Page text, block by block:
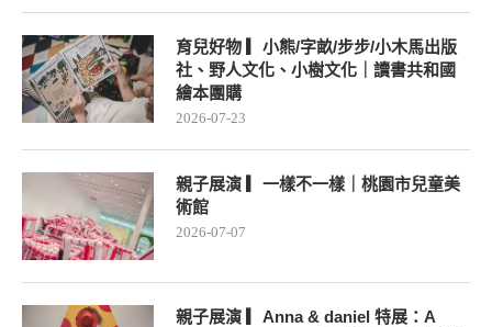
2026-02-23
育兒好物 ▎小熊/字畝/步步/小木馬出版
社、野人文化、小樹文化｜讀書共和國
繪本團購
2026-07-23
親子展演 ▎一樣不一樣｜桃園市兒童美
術館
2026-07-07
親子展演 ▎Anna & daniel 特展：A